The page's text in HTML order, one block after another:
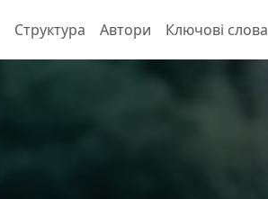
Структура Автори Ключові слова